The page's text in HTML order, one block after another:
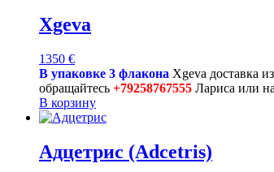
Xgeva
1350 €
В упаковке 3 флакона Xgeva доставка
обращайтесь +79258767555 Лариса или
В корзину
Адцетрис (Adcetris)